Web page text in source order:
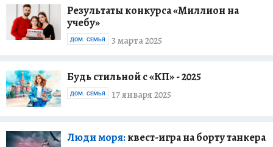
Результаты конкурса «Миллион на
учебу»
3 марта 2025
ДОМ. СЕМЬЯ
Будь стильной с «КП» - 2025
17 января 2025
ДОМ. СЕМЬЯ
Люди моря:квест-игра на борту танкера